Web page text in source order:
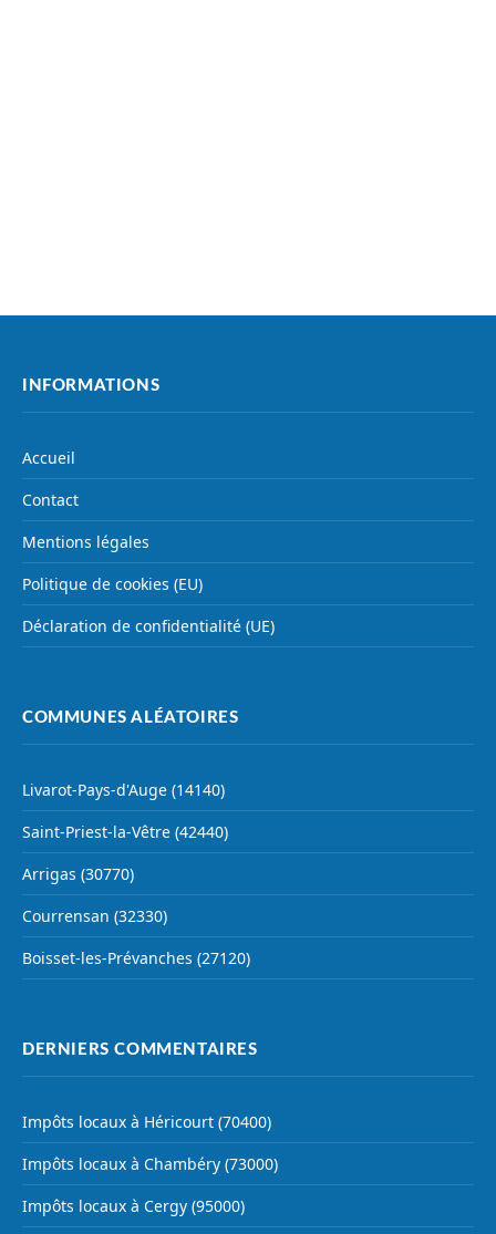
INFORMATIONS
Accueil
Contact
Mentions légales
Politique de cookies (EU)
Déclaration de confidentialité (UE)
COMMUNES ALÉATOIRES
Livarot-Pays-d'Auge (14140)
Saint-Priest-la-Vêtre (42440)
Arrigas (30770)
Courrensan (32330)
Boisset-les-Prévanches (27120)
DERNIERS COMMENTAIRES
Impôts locaux à Héricourt (70400)
Impôts locaux à Chambéry (73000)
Impôts locaux à Cergy (95000)